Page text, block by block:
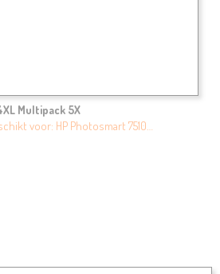
Multipack 5X
voor: HP Photosmart 7510…